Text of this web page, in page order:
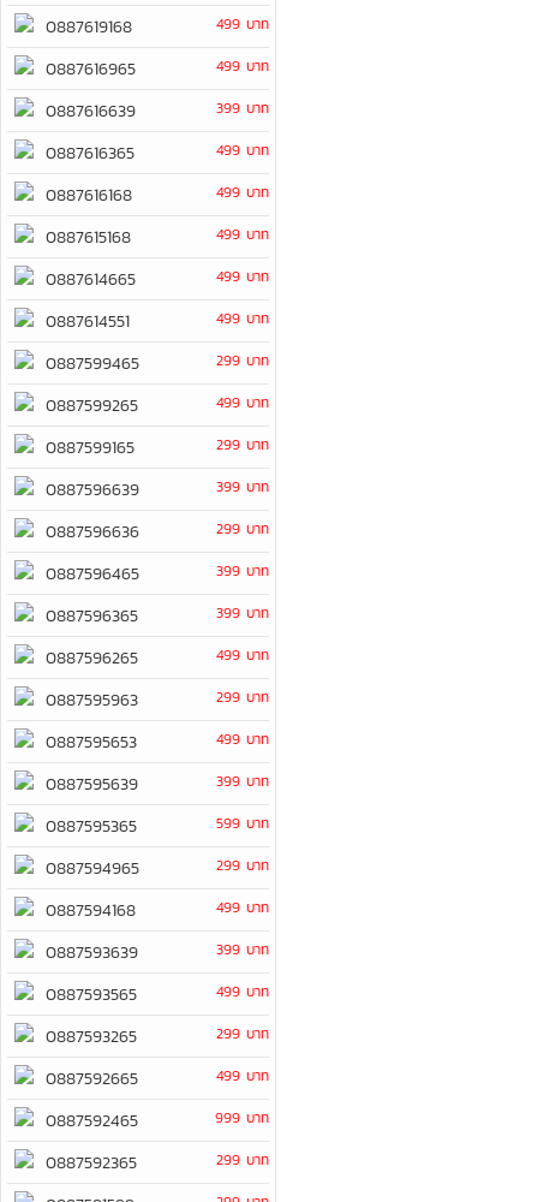
0887619168 499 บาท
0887616965 499 บาท
0887616639 399 บาท
0887616365 499 บาท
0887616168 499 บาท
0887615168 499 บาท
0887614665 499 บาท
0887614551 499 บาท
0887599465 299 บาท
0887599265 499 บาท
0887599165 299 บาท
0887596639 399 บาท
0887596636 299 บาท
0887596465 399 บาท
0887596365 399 บาท
0887596265 499 บาท
0887595963 299 บาท
0887595653 499 บาท
0887595639 399 บาท
0887595365 599 บาท
0887594965 299 บาท
0887594168 499 บาท
0887593639 399 บาท
0887593565 499 บาท
0887593265 299 บาท
0887592665 499 บาท
0887592465 999 บาท
0887592365 299 บาท